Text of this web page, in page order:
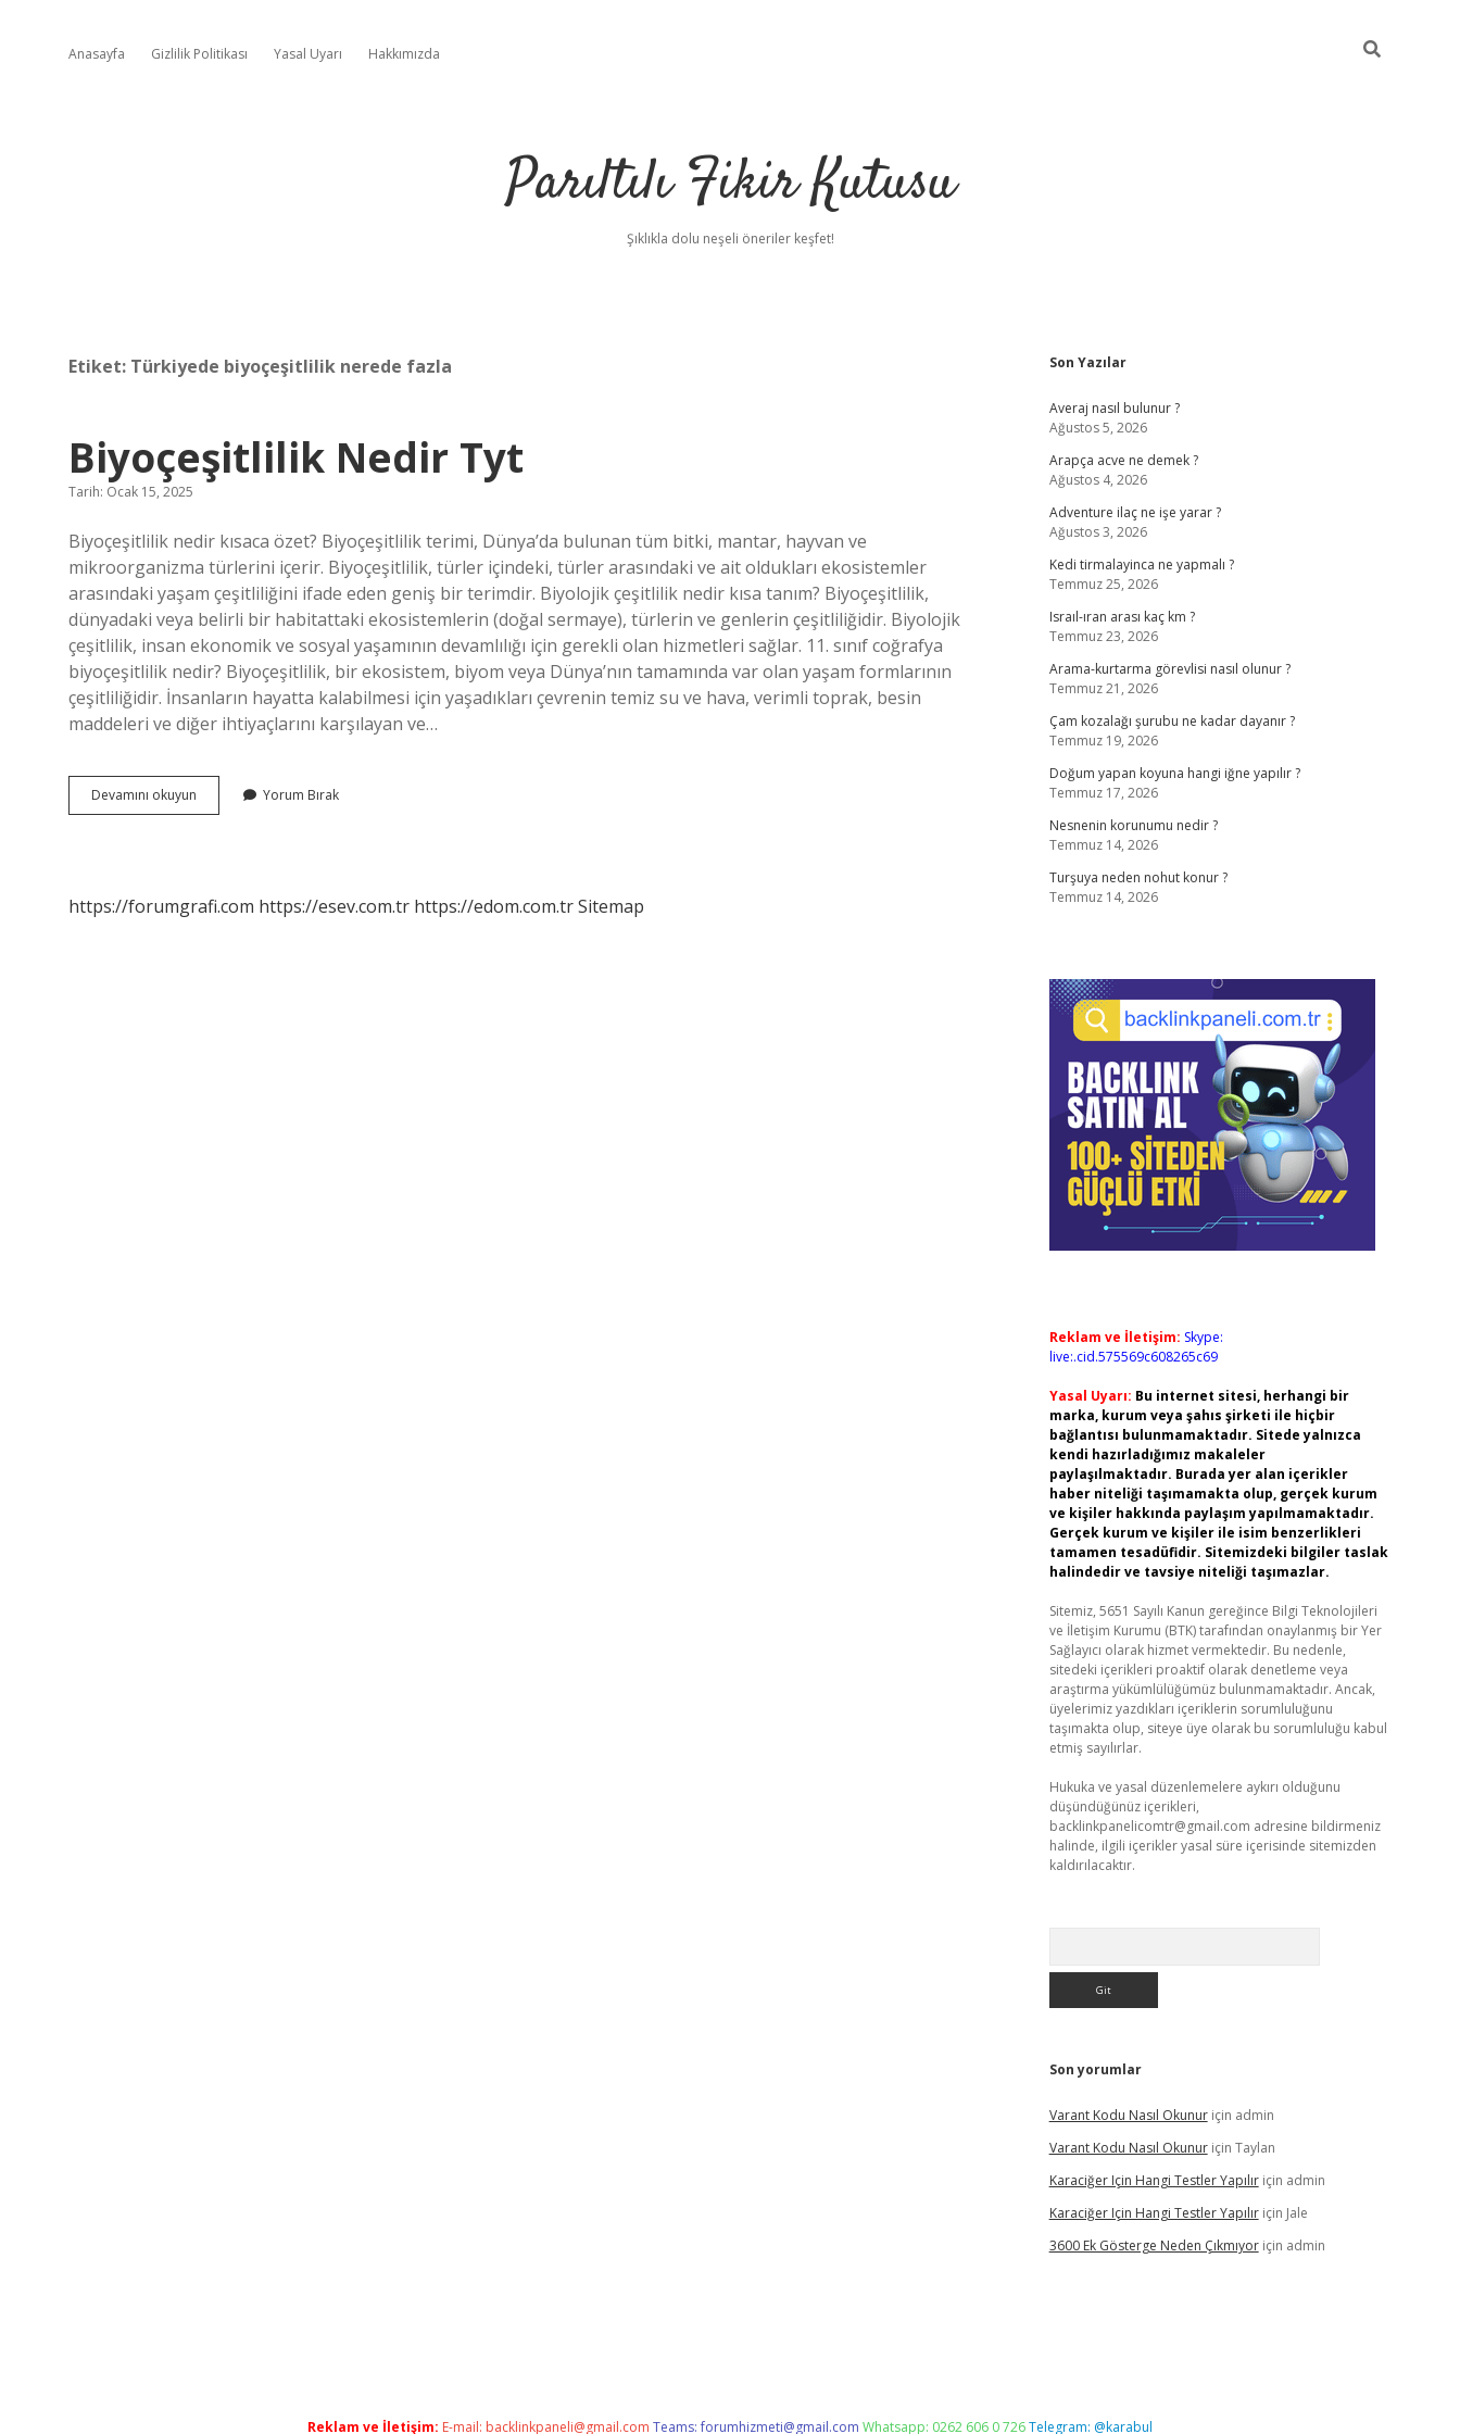
Anasayfa Gizlilik Politikası Yasal Uyarı Hakkımızda
Parıltılı Fikir Kutusu
Şıklıkla dolu neşeli öneriler keşfet!
Etiket: Türkiyede biyoçeşitlilik nerede fazla
Biyoçeşitlilik Nedir Tyt
Tarih: Ocak 15, 2025
Biyoçeşitlilik nedir kısaca özet? Biyoçeşitlilik terimi, Dünya’da bulunan tüm bitki, mantar, hayvan ve
mikroorganizma türlerini içerir. Biyoçeşitlilik, türler içindeki, türler arasındaki ve ait oldukları ekosistemler
arasındaki yaşam çeşitliliğini ifade eden geniş bir terimdir. Biyolojik çeşitlilik nedir kısa tanım? Biyoçeşitlilik,
dünyadaki veya belirli bir habitattaki ekosistemlerin (doğal sermaye), türlerin ve genlerin çeşitliliğidir. Biyolojik
çeşitlilik, insan ekonomik ve sosyal yaşamının devamlılığı için gerekli olan hizmetleri sağlar. 11. sınıf coğrafya
biyoçeşitlilik nedir? Biyoçeşitlilik, bir ekosistem, biyom veya Dünya’nın tamamında var olan yaşam formlarının
çeşitliliğidir. İnsanların hayatta kalabilmesi için yaşadıkları çevrenin temiz su ve hava, verimli toprak, besin
maddeleri ve diğer ihtiyaçlarını karşılayan ve…
Devamını okuyun Biyoçeşitlilik
Nedir
Yorum Bırak
https://forumgrafi.com https://esev.com.tr https://edom.com.trSitemap
Sidebar
Son Yazılar
Averaj nasıl bulunur ?
Ağustos 5, 2026
Arapça acve ne demek ?
Ağustos 4, 2026
Adventure ilaç ne işe yarar ?
Ağustos 3, 2026
Kedi tirmalayinca ne yapmalı ?
Temmuz 25, 2026
Israıl-ıran arası kaç km ?
Temmuz 23, 2026
Arama-kurtarma görevlisi nasıl olunur ?
Temmuz 21, 2026
Çam kozalağı şurubu ne kadar dayanır ?
Temmuz 19, 2026
Doğum yapan koyuna hangi iğne yapılır ?
Temmuz 17, 2026
Nesnenin korunumu nedir ?
Temmuz 14, 2026
Turşuya neden nohut konur ?
Temmuz 14, 2026
Reklam ve İletişim: Skype:
live:.cid.575569c608265c69
Yasal Uyarı: Bu internet sitesi, herhangi bir
marka, kurum veya şahıs şirketi ile hiçbir
bağlantısı bulunmamaktadır. Sitede yalnızca
kendi hazırladığımız makaleler
paylaşılmaktadır. Burada yer alan içerikler
haber niteliği taşımamakta olup, gerçek kurum
ve kişiler hakkında paylaşım yapılmamaktadır.
Gerçek kurum ve kişiler ile isim benzerlikleri
tamamen tesadüfidir. Sitemizdeki bilgiler taslak
halindedir ve tavsiye niteliği taşımazlar.
Sitemiz, 5651 Sayılı Kanun gereğince Bilgi Teknolojileri
ve İletişim Kurumu (BTK) tarafından onaylanmış bir Yer
Sağlayıcı olarak hizmet vermektedir. Bu nedenle,
sitedeki içerikleri proaktif olarak denetleme veya
araştırma yükümlülüğümüz bulunmamaktadır. Ancak,
üyelerimiz yazdıkları içeriklerin sorumluluğunu
taşımakta olup, siteye üye olarak bu sorumluluğu kabul
etmiş sayılırlar.
Hukuka ve yasal düzenlemelere aykırı olduğunu
düşündüğünüz içerikleri,
backlinkpanelicomtr@gmail.com adresine bildirmeniz
halinde, ilgili içerikler yasal süre içerisinde sitemizden
kaldırılacaktır.
Son yorumlar
Varant Kodu Nasıl Okunuriçin admin
Varant Kodu Nasıl Okunuriçin Taylan
Karaciğer Için Hangi Testler Yapılıriçin admin
Karaciğer Için Hangi Testler Yapılıriçin Jale
3600 Ek Gösterge Neden Çıkmıyoriçin admin
Reklam ve İletişim: E-mail: backlinkpaneli@gmail.com Teams:forumhizmeti@gmail.com Whatsapp: 0262 606 0 726Telegram: @karabul